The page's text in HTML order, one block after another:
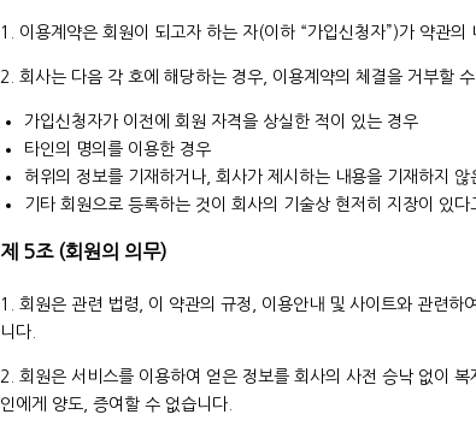
1. 이용계약은 회원이 되고자 하는 자(이하 “가입신청자”)가 약관
2. 회사는 다음 각 호에 해당하는 경우, 이용계약의 체결을 거부할 수
가입신청자가 이전에 회원 자격을 상실한 적이 있는 경우
타인의 명의를 이용한 경우
허위의 정보를 기재하거나, 회사가 제시하는 내용을 기재하지 않
기타 회원으로 등록하는 것이 회사의 기술상 현저히 지장이 있다
제 5조 (회원의 의무)
1. 회원은 관련 법령, 이 약관의 규정, 이용안내 및 사이트와 관련하
니다.
2. 회원은 서비스를 이용하여 얻은 정보를 회사의 사전 승낙 없이
인에게 양도, 증여할 수 없습니다.